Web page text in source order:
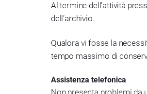
Al termine dell’attività
dell’archivio.
Qualora vi fosse la
tempo massimo di
Assistenza telefonica
Non presenta problemi da